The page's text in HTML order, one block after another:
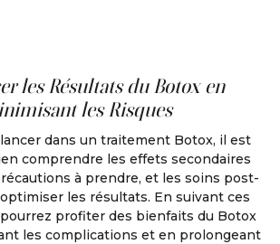
les Résultats du Botox en
les Risques
dans un traitement Botox, il est
comprendre les effets secondaires
à prendre, et les soins post-
les résultats. En suivant ces
profiter des bienfaits du Botox
les complications et en prolongeant